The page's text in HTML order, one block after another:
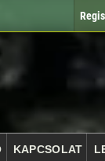
KAPCSOLAT